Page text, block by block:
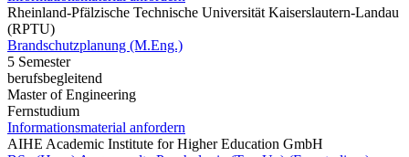
Rheinland-Pfälzische Technische Universität Kaiserslautern-Landau
(RPTU)
Brandschutzplanung (M.Eng.)
5 Semester
berufsbegleitend
Master of Engineering
Fernstudium
Informationsmaterial anfordern
AIHE Academic Institute for Higher Education GmbH